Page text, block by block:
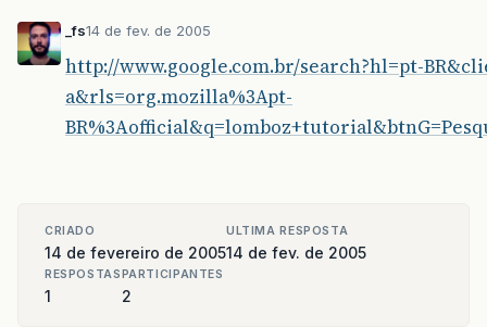
_fs14 de fev. de 2005
http://www.google.com.br/search?hl=pt-
a&rls=org.mozilla%3Apt-
CRIADO
14 de fevereiro de 2005
ULTIMA RESPOSTA
14 de fev. de 2005
RESPOSTAS
1
PARTICIPANTES
2